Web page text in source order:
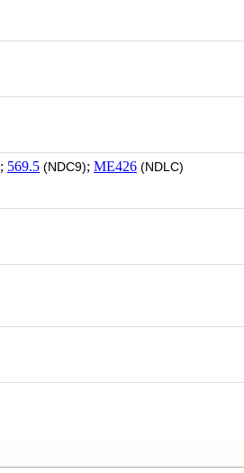
; 569.5 (NDC9); ME426 (NDLC)